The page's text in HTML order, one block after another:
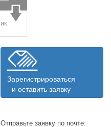
Зарегистрироваться
и оставить заявку
Отправьте заявку по почте: